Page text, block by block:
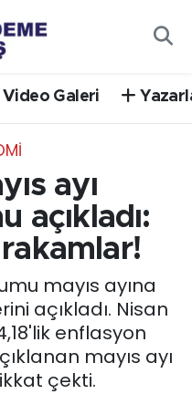
Video Galeri
ayı
açıkladı:
mayıs ayına
açıkladı. Nisan
enflasyon
mayıs ayı
çekti.
ve Fikstür